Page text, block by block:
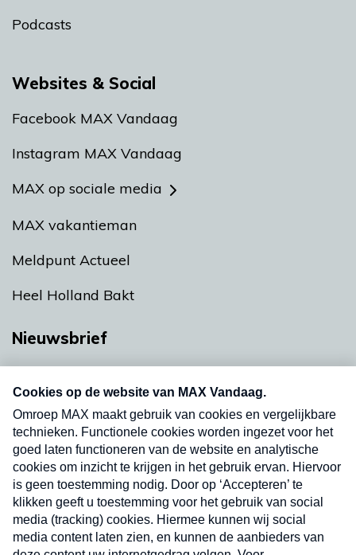
Podcasts
Websites & Social
Facebook MAX Vandaag
Instagram MAX Vandaag
MAX op sociale media
MAX vakantieman
Meldpunt Actueel
Heel Holland Bakt
Nieuwsbrief
nieuwsbrief. Elke vrijdag- en dinsdagochtend in
uw mailbox.
Verzend